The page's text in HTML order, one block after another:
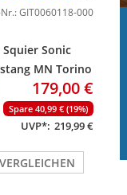
GIT0060118-000
Squier Sonic
MN Torino
Red
179,00 €
Spare 40,99 € (19%)
UVP*: 219,99 €
VERGLEICHEN